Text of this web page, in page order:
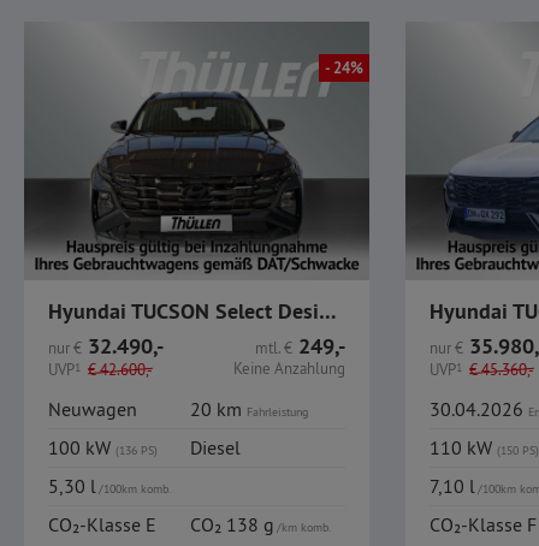
- 24%
Hyundai TUCSON Select Design-Paket 1.6 Turbo Diesel
nur€ 32.490,-
UVP1 €42.600,-
mtl.€ 249,-
Keine Anzahlung
Neuwagen 20 km Fahrleistung
100 kW (136 PS)
Diesel
5,30 l/100km komb.
CO₂-Klasse E CO₂ 138 g/km komb.
nur€
UVP1 €45.360,-
30.04.2026
110 kW (150 PS)
7,10 l/100km
CO₂-Klasse F